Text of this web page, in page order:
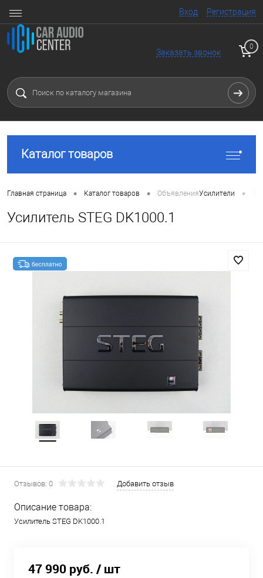
Вход Регистрация
Заказать звонок
0
Каталог товаров
Главная страница • Каталог товаров • ОбъявленияУсилители •
Усилитель STEG DK1000.1
Отзывов: 0 Добавить отзыв
Описание товара:
Усилитель STEG DK1000.1
47 990 руб. / шт